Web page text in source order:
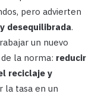
pero advierten
desequilibrada.
un nuevo
la norma: reducir
reciclaje y
la tasa en un